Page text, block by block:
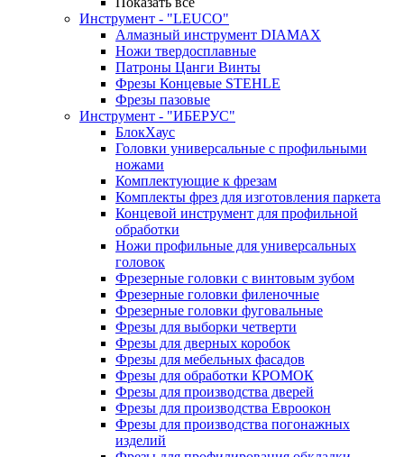
Инструмент - "LEUCO"
Алмазный инструмент DIAMAX
Ножи твердосплавные
Патроны Цанги Винты
Фрезы Концевые STEHLE
Фрезы пазовые
Инструмент - "ИБЕРУС"
БлокХаус
Головки универсальные с профильными
ножами
Комплектующие к фрезам
Комплекты фрез для изготовления паркета
Концевой инструмент для профильной
обработки
Ножи профильные для универсальных
головок
Фрезерные головки с винтовым зубом
Фрезерные головки филеночные
Фрезерные головки фуговальные
Фрезы для выборки четверти
Фрезы для дверных коробок
Фрезы для мебельных фасадов
Фрезы для обработки КРОМОК
Фрезы для производства дверей
Фрезы для производства Евроокон
Фрезы для производства погонажных
изделий